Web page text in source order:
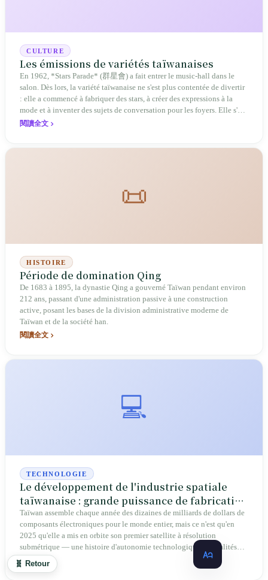
CULTURE
Les émissions de variétés taïwanaises
En 1962, *Stars Parade* (群星會) a fait entrer le music-hall dans le
salon. Dès lors, la variété taïwanaise ne s'est plus contentée de divertir
: elle a commencé à fabriquer des stars, à créer des expressions à la
mode et à inventer des sujets de conversation pour les foyers. Elle s'est
imposée comme un modèle pour le monde sinophone durant l'ère de la
閱讀全文
📜
HISTOIRE
Période de domination Qing
De 1683 à 1895, la dynastie Qing a gouverné Taïwan pendant environ
212 ans, passant d'une administration passive à une construction
active, posant les bases de la division administrative moderne de
Taïwan et de la société han.
閱讀全文
💻
TECHNOLOGIE
Le développement de l'industrie spatiale
taïwanaise : grande puissance de fabrication
de satellites, mais sans ses propres fusées
Taïwan assemble chaque année des dizaines de milliards de dollars de
composants électroniques pour le monde entier, mais ce n'est qu'en
2025 qu'elle a mis en orbite son premier satellite à résolution
submétrique — une histoire d'autonomie technologique, de réalités
internationales et de rêve commercial de l'espace
閱讀全文
🧬 Retour